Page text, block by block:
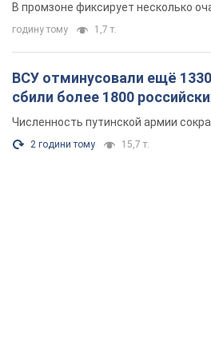
В промзоне фиксирует несколько
годину тому 1,7 т.
ВСУ отминусовали ещё
сбили более 1800
Численность путинской армии
2 години тому 15,7 т.